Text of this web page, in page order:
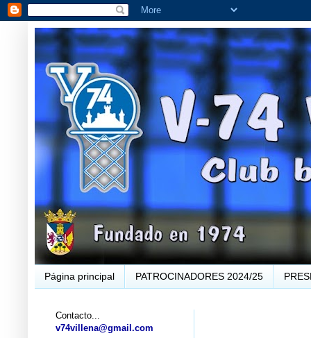
Página principal PATROCINADORES 2024/25
Contacto...
v74villena@gmail.com